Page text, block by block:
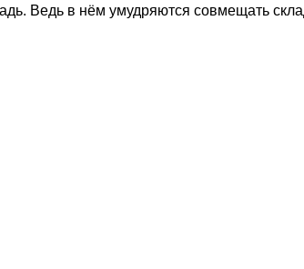
Ведь в нём умудряются совмещать